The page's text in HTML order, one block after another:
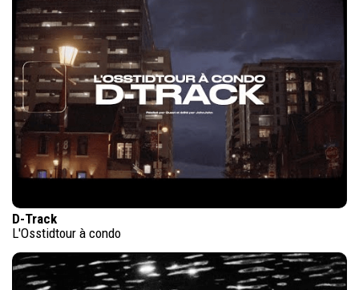
D-Track
L'Osstidtour à condo